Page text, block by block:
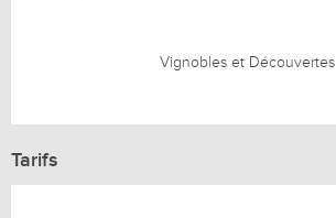
Vignobles et Découvertes
Tarifs